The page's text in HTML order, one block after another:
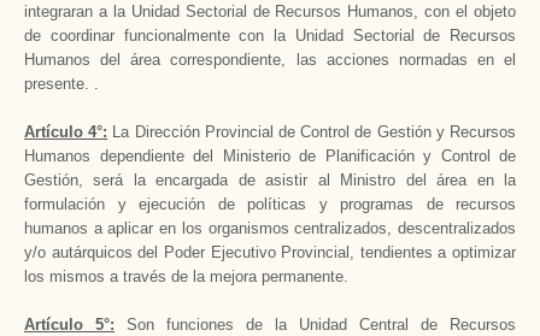
integraran a la Unidad Sectorial de Recursos Humanos, con el objeto
de coordinar funcionalmente con
la Unidad Sectorial de Recursos
Humanos del área correspondiente, las acciones normadas en el
presente. .
Artículo 4°: La Dirección Provincial de Control de Gestión y Recursos
Humanos dependiente del Ministerio de Planificación y Control de
Gestión, será la encargada de asistir al Ministro del área en la
formulación y ejecución de políticas y programas de recursos
humanos a aplicar en los organismos centralizados, descentralizados
y/o autárquicos del Poder Ejecutivo Provincial, tendientes a optimizar
los mismos a través de la mejora permanente.
Artículo 5°: Son funciones de la Unidad Central
de Recursos